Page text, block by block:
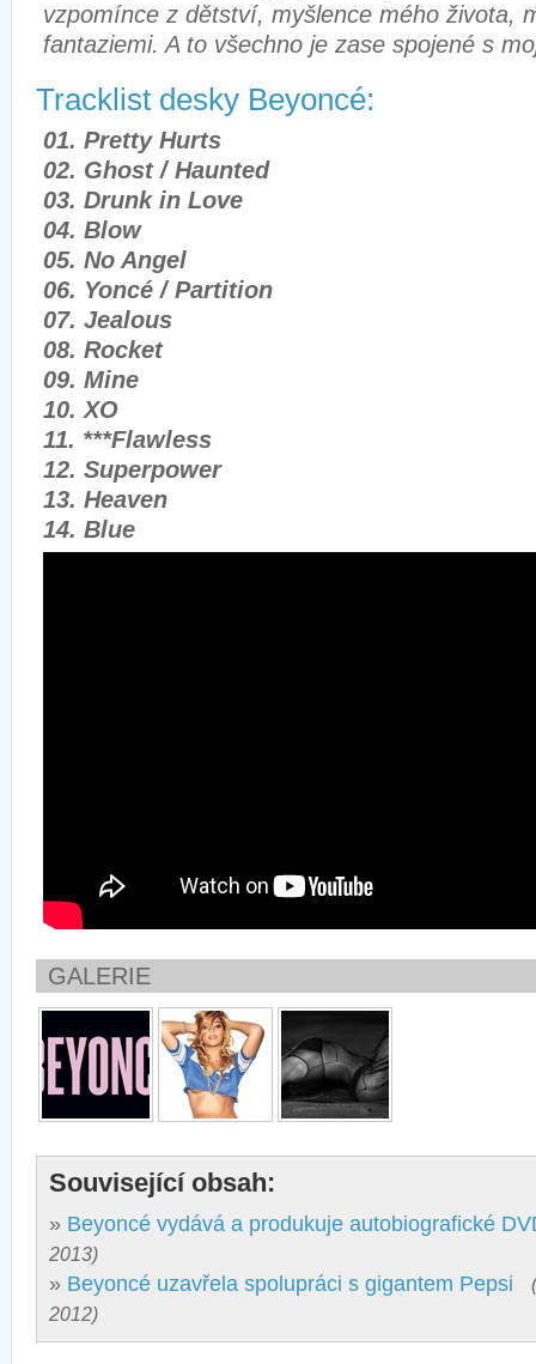
vzpomínce z dětství, myšlence mého života,
fantaziemi. A to všechno je zase spojené s
Tracklist desky Beyoncé:
01. Pretty Hurts
02. Ghost / Haunted
03. Drunk in Love
04. Blow
05. No Angel
06. Yoncé / Partition
07. Jealous
08. Rocket
09. Mine
10. XO
11. ***Flawless
12. Superpower
13. Heaven
14. Blue
GALERIE
Související obsah:
» Beyoncé vydává a produkuje autobiografické
2013)
» Beyoncé uzavřela spolupráci s gigantem Pepsi
2012)